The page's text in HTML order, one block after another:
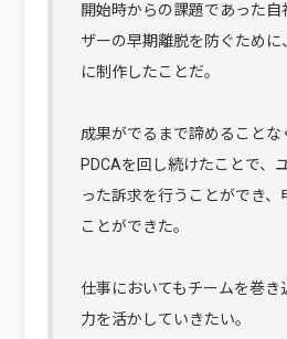
開始時からの課題であった
ザーの早期離脱を防ぐために
に制作したことだ。
成果がでるまで諦めること
PDCAを回し続けたことで、
った訴求を行うことができ、
ことができた。
仕事においてもチームを巻き
力を活かしていきたい。